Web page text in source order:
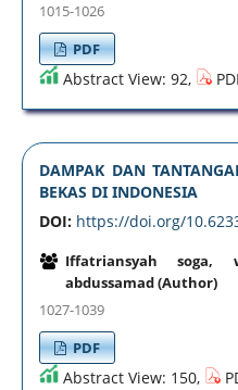
1015-1026
PDF
Abstract View: 92,
DAMPAK DAN
BEKAS DI INDONESIA
DOI: https://doi.org/
Iffatriansyah soga,
abdussamad (Author)
1027-1039
PDF
Abstract View: 150,